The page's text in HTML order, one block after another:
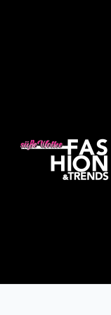
verfügbar, gewöhnlich
9